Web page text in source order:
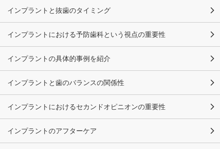
インプラントと抜歯のタイミング
インプラントにおける予防歯科という視点の重要性
インプラントの具体的事例を紹介
インプラントと歯のバランスの関係性
インプラントにおけるセカンドオピニオンの重要性
インプラントのアフターケア